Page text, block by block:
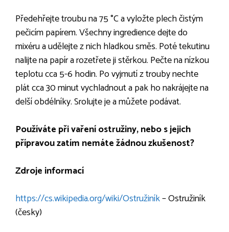
Předehřejte troubu na 75 °C a vyložte plech čistým
pečicím papírem. Všechny ingredience dejte do
mixéru a udělejte z nich hladkou směs. Poté tekutinu
nalijte na papír a rozetřete ji stěrkou. Pečte na nízkou
teplotu cca 5-6 hodin. Po vyjmutí z trouby nechte
plát cca 30 minut vychladnout a pak ho nakrájejte na
delší obdélníky. Srolujte je a můžete podávat.
Používáte při vaření ostružiny, nebo s jejich
přípravou zatím nemáte žádnou zkušenost?
Zdroje informací
https://cs.wikipedia.org/wiki/Ostružiník– Ostružiník
(česky)